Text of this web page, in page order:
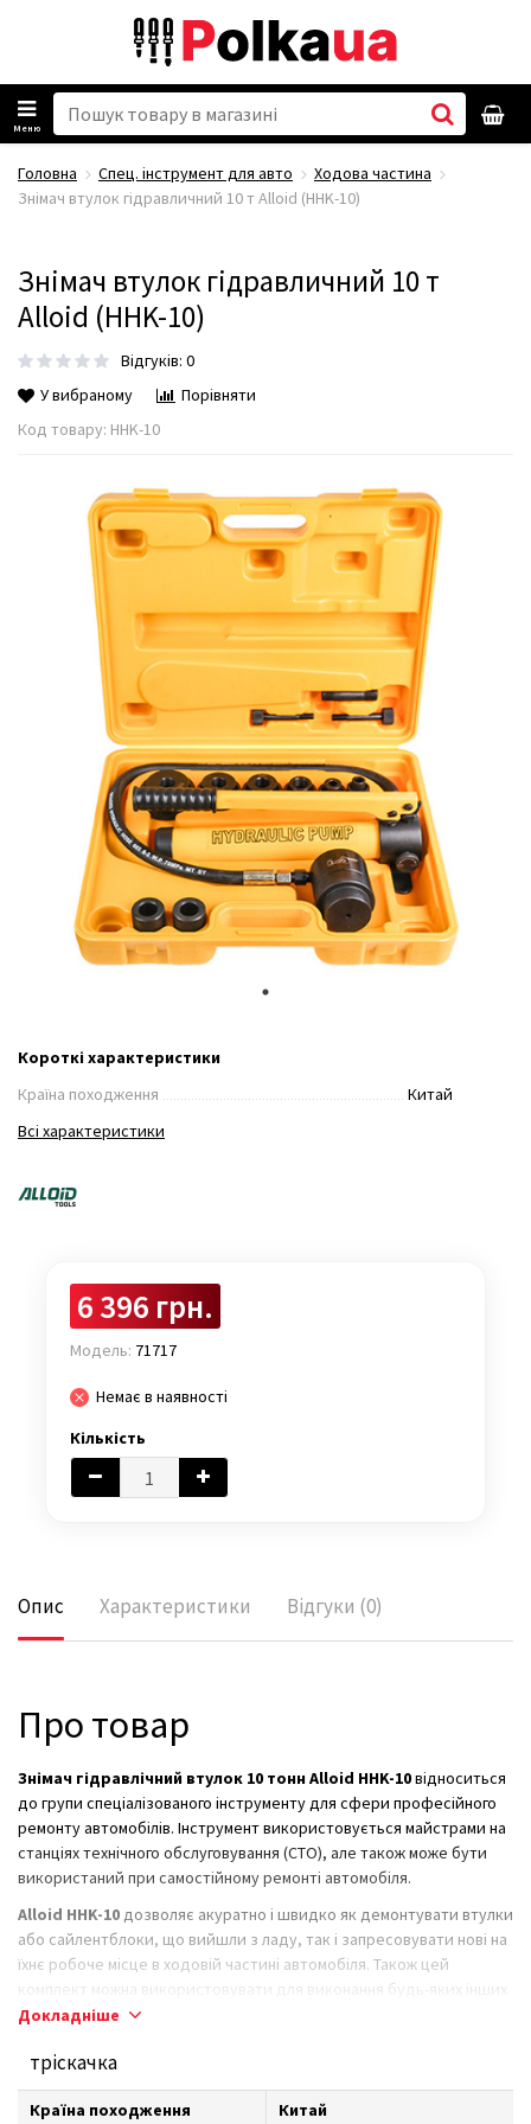
Меню
Головна Спец. інструмент для авто
Ходова частина
Знімач втулок гідравличний 10 т Alloid (HHK-10)
Знімач втулок гідравличний 10 т
Alloid (HHK-10)
Відгуків: 0
У вибраному
Порівняти
Код товару: HHK-10
Короткі характеристики
Країна походження
Китай
Всі характеристики
6 396 грн.
Модель: 71717
Немає в наявності
Кількість
Опис Характеристики Відгуки (0)
Про товар
Знімач гідравлічний втулок 10 тонн Alloid HHK-10відноситься
до групи спеціалізованого інструменту для сфери професійного
ремонту автомобілів. Інструмент використовується майстрами на
станціях технічного обслуговування (СТО), але також може бути
використаний при самостійному ремонті автомобіля.
Alloid HHK-10 дозволяє акуратно і швидко як демонтувати втулки
або сайлентблоки, що вийшли з ладу, так і запресовувати нові на
їхнє робоче місце в ходовій частині автомобіля. Також цей
комплект можна використовувати для виконання будь-яких інших
подібних операцій, широко поширених при ремонті, як вантажних,
Набір знімачів сайлент-блоків Alloid НС-4751
міцному кейсі з ударостійкого ABS пластику. Усі складові набору
Докладніше
тріскачка
Країна походження Китай